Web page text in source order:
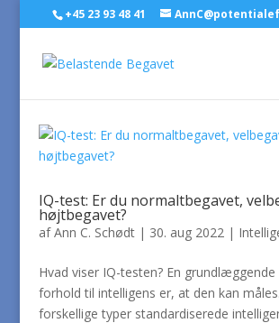
+45 23 93 48 41
IQ-test: Er du normaltbegavet,
højtbegavet?
afAnn C. Schødt| 30. aug 2022|
Hvad viser IQ-testen? En
forhold til intelligens er, at den kan
forskellige typer standardiserede